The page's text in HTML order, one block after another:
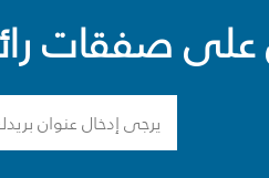
صفقات